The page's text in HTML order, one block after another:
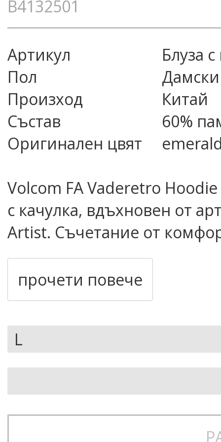
B4132501
Артикул
блуза
Пол
Дамски
Произход
Китай
Състав
60%
Оригинален цвят
Volcom FA Vaderetro
с качулка, вдъхновен от
Artist. Съчетание от
прибавя индивидуалност
Основни характеристики:
Свободна, over‑size
Качулка с регулируеми
Кенгуру джоб отпред
Тъкан етикет в подгъва
прочети повече